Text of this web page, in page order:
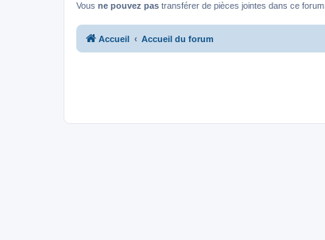
Vous ne pouvez pas transférer de pièces jointes dans ce forum
Accueil Accueil du forum